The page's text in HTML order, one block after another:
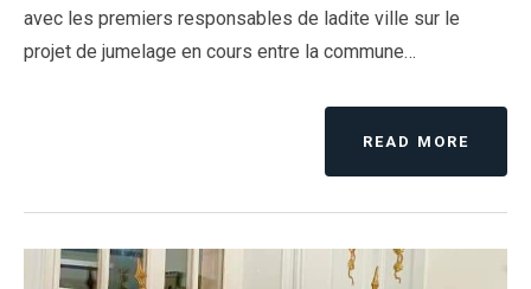
avec les premiers responsables de ladite ville sur le
projet de jumelage en cours entre la commune…
READ MORE